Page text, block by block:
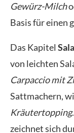
Gewürz-Milch
Basis für einen
Das Kapitel
von leichten
Carpaccio mit
Sattmachern,
Kräutertopping
zeichnet sich